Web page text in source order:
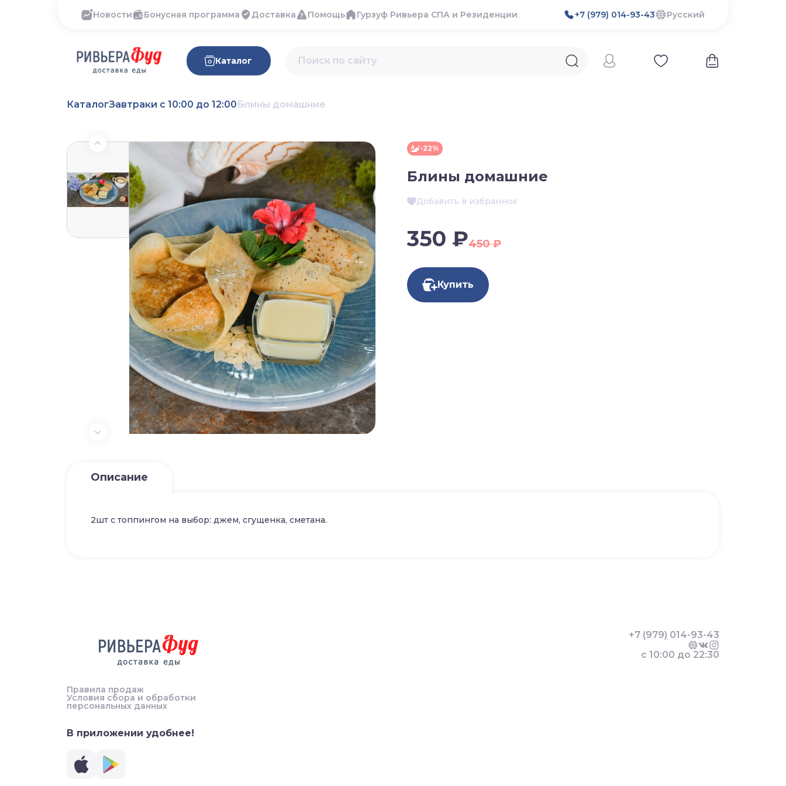
Новости Бонусная программа Доставка Помощь Гурзуф Ривьера СПА и Резиденции +7 (979) 014-93-43 Русский
Каталог
КаталогЗавтраки с 10:00 до 12:00Блины домашние
-22%
Блины домашние
Добавить в избранное
350 ₽450 ₽
Купить
Описание
2шт с топпингом на выбор: джем, сгущенка, сметана.
Правила продаж
Условия сбора и обработки
персональных данных
+7 (979) 014-93-43
с 10:00 до 22:30
В приложении удобнее!